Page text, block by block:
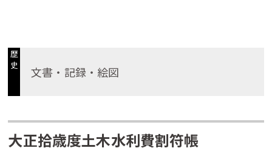
歴
史
文書・記録・絵図
大正拾歳度土木水利費割符帳